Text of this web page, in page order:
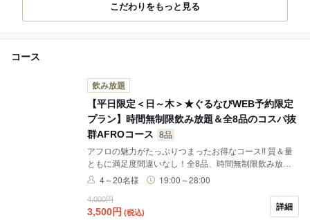
こだわりをもっと見る
コース
飲み放題
【平日限定＜日～木＞★ぐるなびWEB予約限定
プラン】時間無制限飲み放題＆全8品のコスパ抜
群AFROコース
8品
アフロの魅力がたっぷりつまったお得なコース!! 質＆量
ともに満足度間違いなし！全8品、時間無制限飲み放題
付き4～20名様 19:00～28:00
4,000円
3,500円 (税込)
詳細